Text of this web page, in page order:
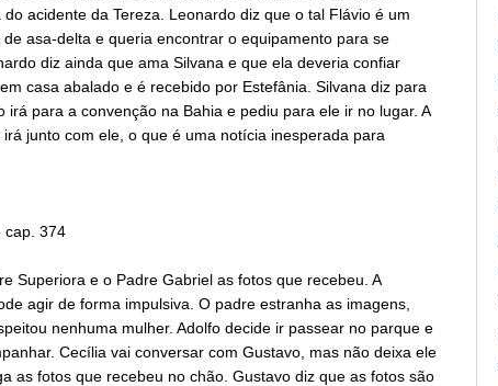
acidente da Tereza. Leonardo diz que o tal Flávio é um
asa-delta e queria encontrar o equipamento para se
diz ainda que ama Silvana e que ela deveria confiar
casa abalado e é recebido por Estefânia. Silvana diz para
irá para a convenção na Bahia e pediu para ele ir no lugar. A
junto com ele, o que é uma notícia inesperada para
374
Superiora e o Padre Gabriel as fotos que recebeu. A
agir de forma impulsiva. O padre estranha as imagens,
nenhuma mulher. Adolfo decide ir passear no parque e
Cecília vai conversar com Gustavo, mas não deixa ele
as fotos que recebeu no chão. Gustavo diz que as fotos são